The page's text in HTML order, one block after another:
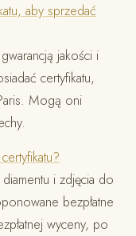
aby sprzedać
jakości i
certyfikatu,
Mogą oni
i zdjęcia do
bezpłatne
wyceny, po